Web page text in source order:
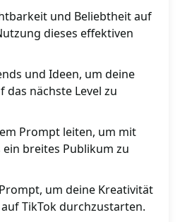
und Beliebtheit auf
dieses effektiven
und Ideen, um deine
das nächste Level zu
Prompt leiten, um mit
breites Publikum zu
um deine Kreativität
TikTok durchzustarten.